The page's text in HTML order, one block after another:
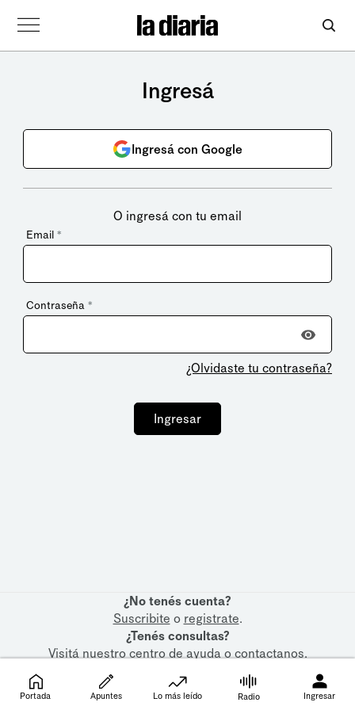
Ingresá
Ingresá con Google
O ingresá con tu email
Email *
Contraseña *
¿Olvidaste tu contraseña?
Ingresar
¿No tenés cuenta?
Suscribite o registrate.
¿Tenés consultas?
Visitá nuestrocentro de ayudaocontactanos.
Portada Apuntes Lo más leído Radio Ingresar